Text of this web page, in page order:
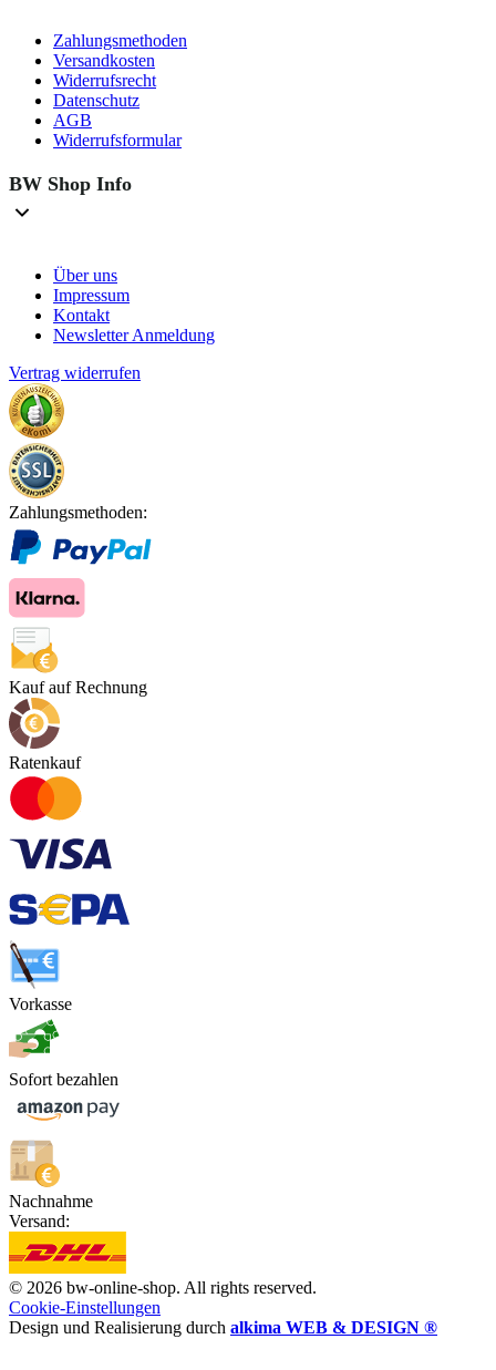
Zahlungsmethoden
Versandkosten
Widerrufsrecht
Datenschutz
AGB
Widerrufsformular
BW Shop Info
Über uns
Impressum
Kontakt
Newsletter Anmeldung
Vertrag widerrufen
Zahlungsmethoden:
Kauf auf Rechnung
Ratenkauf
Vorkasse
Sofort bezahlen
Nachnahme
Versand:
© 2026 bw-online-shop. All rights reserved.
Cookie-Einstellungen
Design und Realisierung durch alkima WEB & DESIGN ®